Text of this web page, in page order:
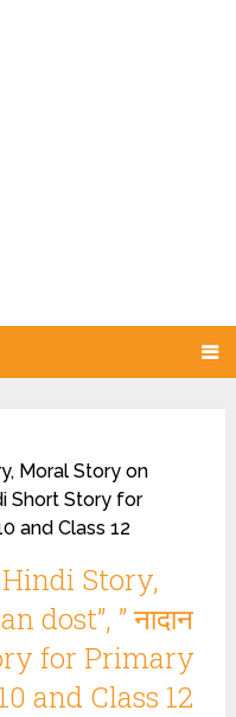
Moral Story on
Short Story for
and Class 12
Story,
dost”, ” नादान
for Primary
and Class 12